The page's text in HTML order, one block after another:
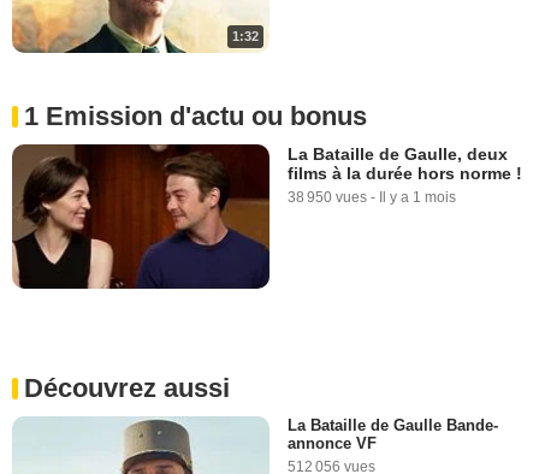
1:32
1 Emission d'actu ou bonus
La Bataille de Gaulle, deux
films à la durée hors norme !
38 950 vues - Il y a 1 mois
Découvrez aussi
La Bataille de Gaulle Bande-
annonce VF
512 056 vues